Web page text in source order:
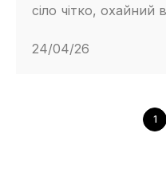
сіло чітко, охайний
24/04/26
1